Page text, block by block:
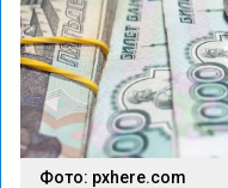
Фото: pxhere.com